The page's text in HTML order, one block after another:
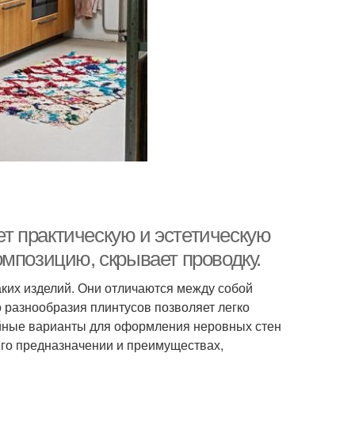
и эстетическую
скрывает проводку.
изделий. Они отличаются между собой
плинтусов позволяет легко
варианты для оформления неровных стен
предназначении и преимуществах,